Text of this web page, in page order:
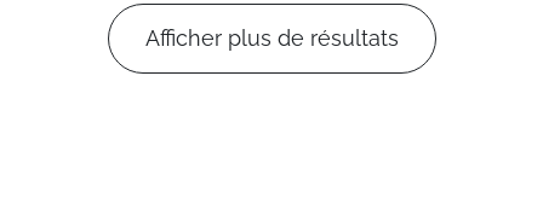
Afficher plus de résultats